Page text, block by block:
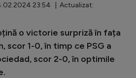
League
League
League
23:54 | Actualizat:
o victorie surpriză în fața
scor 1-0, în timp ce PSG a
scor 2-0, în optimile